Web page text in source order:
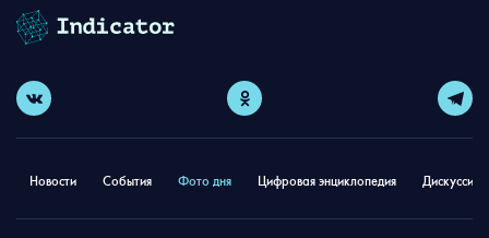
Новости События Фото дня Цифровая энциклопедия